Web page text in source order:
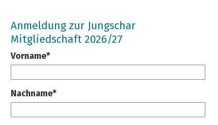
Anmeldung zur Jungschar
Mitgliedschaft 2026/27
Vorname*
Nachname*